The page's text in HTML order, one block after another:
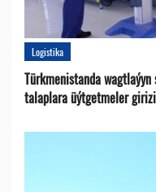
Logistika
Türkmenistanda
talaplara üýtgetmeler